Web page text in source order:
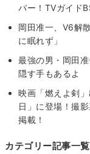
パー！TVガイド
岡田准一、V6解
に眠れず」
最強の男・岡田
隠す手もあるよ
映画「燃えよ剣
日」に登場！撮
掲載！
カテゴリー記事一覧